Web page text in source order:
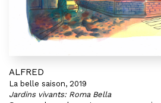
ALFRED
La belle saison, 2019
Jardins vivants: Roma Bella